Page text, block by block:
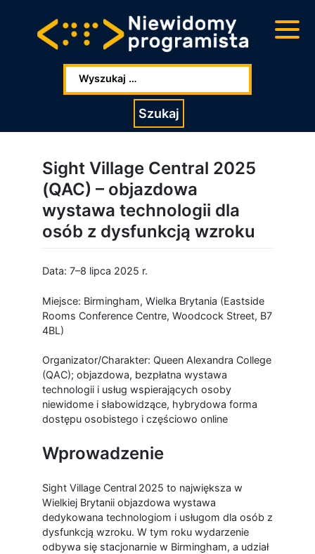
do
głowej
zawartości
do
stopki
Szukaj
Sight Village Central 2025
(QAC) – objazdowa
wystawa technologii dla
osób z dysfunkcją wzroku
Data: 7–8 lipca 2025 r.
Miejsce: Birmingham, Wielka Brytania (Eastside
Rooms Conference Centre, Woodcock Street, B7
4BL)
Organizator/Charakter: Queen Alexandra College
(QAC); objazdowa, bezpłatna wystawa
technologii i usług wspierających osoby
niewidome i słabowidzące, hybrydowa forma
dostępu osobistego i częściowo online
Wprowadzenie
Sight Village Central 2025 to największa w
Wielkiej Brytanii objazdowa wystawa
dedykowana technologiom i usługom dla osób z
dysfunkcją wzroku. W tym roku wydarzenie
odbywa się stacjonarnie w Birmingham, a udział